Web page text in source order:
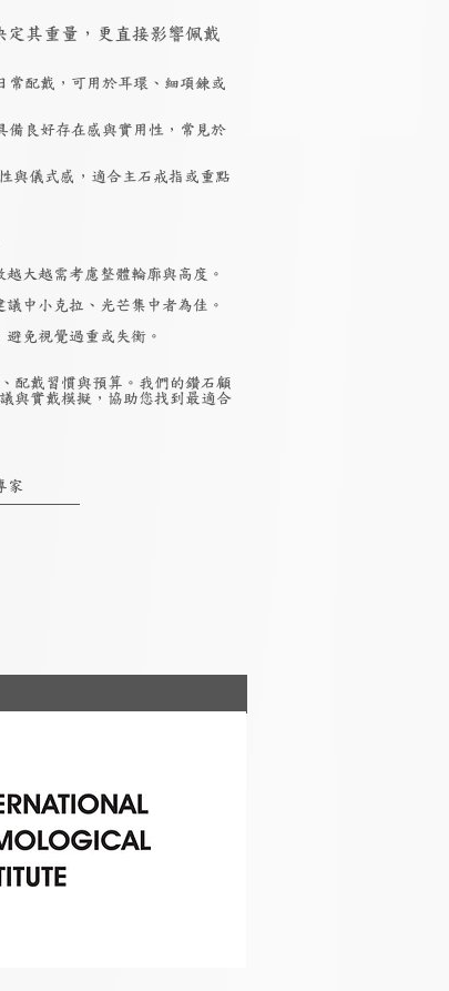
其重量，更直接影響佩戴
常配戴，可用於耳環、細項鍊或
備良好存在感與實用性，常見於
與儀式感，適合主石戒指或重點
大越需考慮整體輪廓與高度。
中小克拉、光芒集中者為佳。
免視覺過重或失衡。
配戴習慣與預算。我們的鑽石顧
與實戴模擬，協助您找到最適合
家